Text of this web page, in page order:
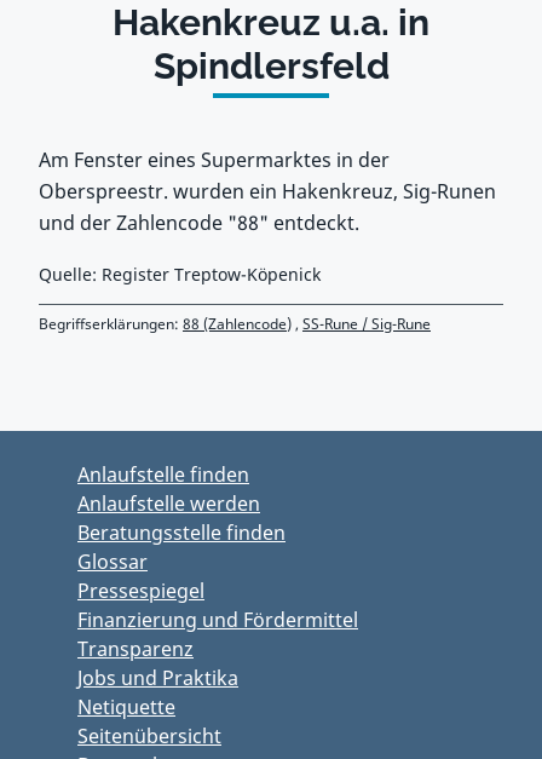
Hakenkreuz u.a. in
Spindlersfeld
Am Fenster eines Supermarktes in der
Oberspreestr. wurden ein Hakenkreuz, Sig-Runen
und der Zahlencode "88" entdeckt.
Quelle: Register Treptow-Köpenick
Begriffserklärungen: 88 (Zahlencode), SS-Rune / Sig-Rune
Anlaufstelle finden
Anlaufstelle werden
Beratungsstelle finden
Glossar
Pressespiegel
Finanzierung und Fördermittel
Transparenz
Jobs und Praktika
Netiquette
Seitenübersicht